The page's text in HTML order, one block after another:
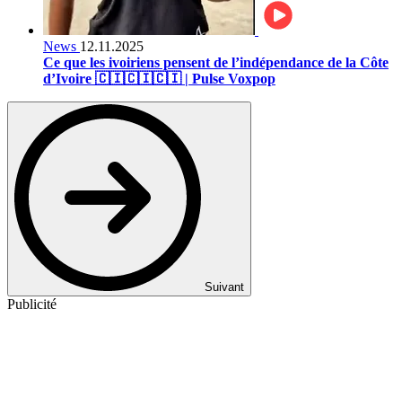
News 12.11.2025
Ce que les ivoiriens pensent de l’indépendance de la Côte
d’Ivoire 🇨🇮🇨🇮🇨🇮 | Pulse Voxpop
Suivant
Publicité